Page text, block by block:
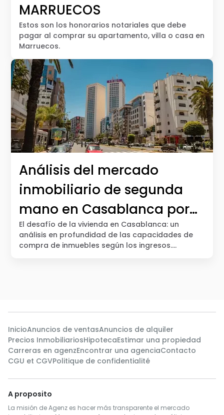
MARRUECOS
Estos son los honorarios notariales que debe
pagar al comprar su apartamento, villa o casa en
Marruecos.
Análisis del mercado
inmobiliario de segunda
mano en Casablanca por
tramo de ingresos
El desafío de la vivienda en Casablanca: un
análisis en profundidad de las capacidades de
compra de inmuebles según los ingresos.
InicioAnuncios de ventasAnuncios de alquiler
Precios InmobiliariosHipotecaEstimar una propiedad
Carreras en agenzEncontrar una agenciaContacto
CGU et CGVPolitique de confidentialité
A proposito
La misión de Agenz es hacer más transparente el mercado